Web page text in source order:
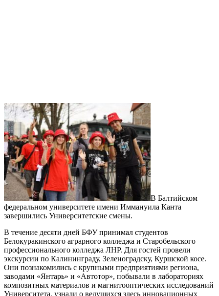
В Балтийском
федеральном университете имени Иммануила Канта
завершились Университетские смены.
В течение десяти дней БФУ принимал студентов
Белокуракинского аграрного колледжа и Старобельского
профессионального колледжа ЛНР. Для гостей провели
экскурсии по Калининграду, Зеленоградску, Куршской косе.
Они познакомились с крупными предприятиями региона,
заводами «Янтарь» и «Автотор», побывали в лабораториях
композитных материалов и магнитооптических исследований
Университета, узнали о ведущихся здесь инновационных